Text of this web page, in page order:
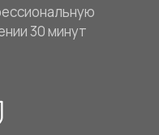
30 минут